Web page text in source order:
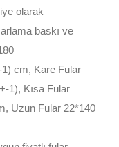
olarak
baskı ve
cm, Kare Fular
1), Kısa Fular
Uzun Fular 22*140